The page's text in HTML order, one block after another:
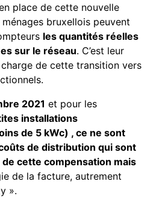
place de cette nouvelle
bruxellois peuvent
les quantités réelles
sur le réseau. C’est leur
charge de cette transition vers
2021 et pour les
installations
de 5 kWc) , ce ne sont
de distribution qui sont
cette compensation mais
de la facture, autrement
».